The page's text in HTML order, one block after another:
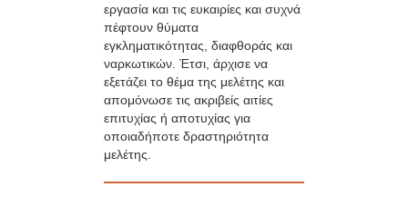
εργασία και τις ευκαιρίες και συχνά
πέφτουν θύματα
εγκληματικότητας, διαφθοράς και
ναρκωτικών. Έτσι, άρχισε να
εξετάζει το θέμα της μελέτης και
απομόνωσε τις ακριβείς αιτίες
επιτυχίας ή αποτυχίας για
οποιαδήποτε δραστηριότητα
μελέτης.